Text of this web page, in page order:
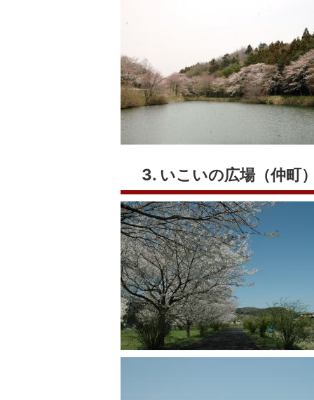
3. いこいの広場（仲町